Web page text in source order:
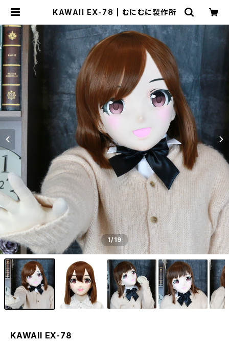
KAWAII EX-78 | むにむに製作所
1/19
KAWAII EX-78